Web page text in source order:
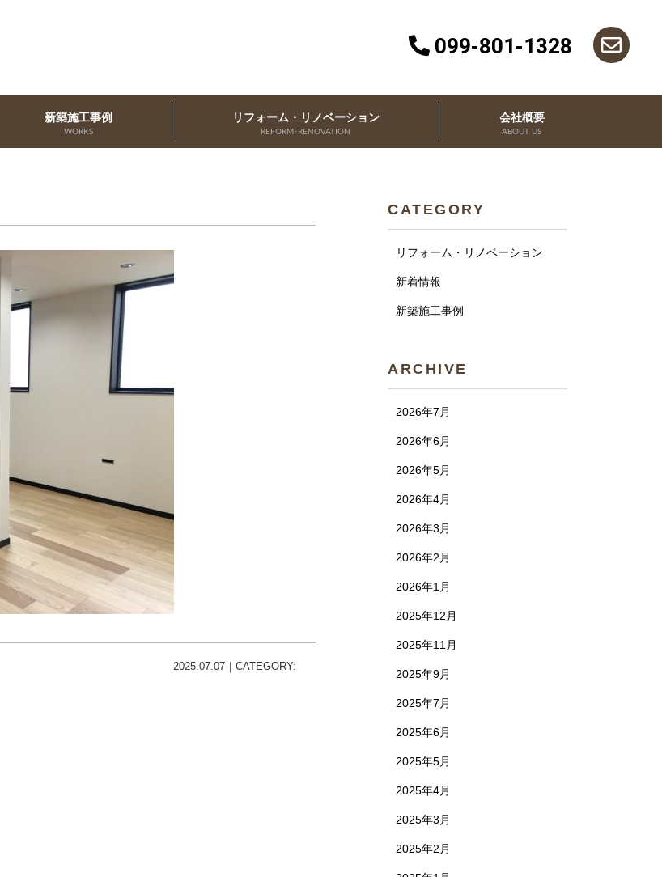
新築施工事例
WORKS
リフォーム・リノベーション
REFORM･RENOVATION
会社概要
ABOUT US
099-801-1328
2025.07.07｜CATEGORY:
CATEGORY
リフォーム・リノベーション
新着情報
新築施工事例
ARCHIVE
2026年7月
2026年6月
2026年5月
2026年4月
2026年3月
2026年2月
2026年1月
2025年12月
2025年11月
2025年9月
2025年7月
2025年6月
2025年5月
2025年4月
2025年3月
2025年2月